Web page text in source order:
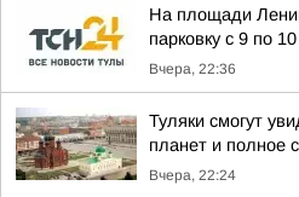
На площади
парковку с 9 по 10
Вчера, 22:36
Туляки смогут
планет и полное
Вчера, 22:24